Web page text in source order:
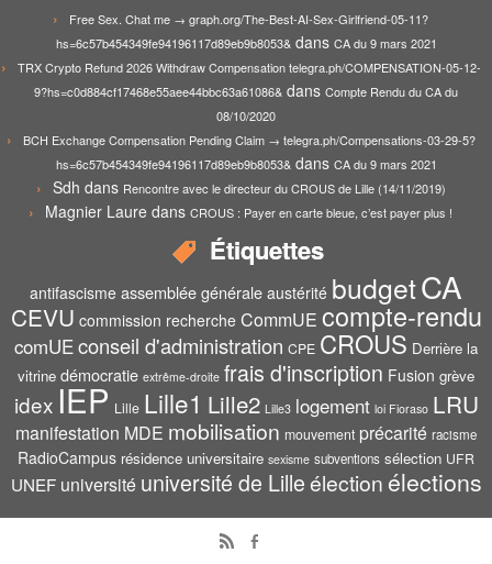
Free Sex. Chat me → graph.org/The-Best-AI-Sex-Girlfriend-05-11?
hs=6c57b454349fe94196117d89eb9b8053&dans CA du 9 mars 2021
TRX Crypto Refund 2026 Withdraw Compensation telegra.ph/COMPENSATION-05-12-
9?hs=c0d884cf17468e55aee44bbc63a61086& dans Compte Rendu du CA du
08/10/2020
BCH Exchange Compensation Pending Claim → telegra.ph/Compensations-03-29-5?
hs=6c57b454349fe94196117d89eb9b8053&dans CA du 9 mars 2021
Sdh dans Rencontre avec le directeur du CROUS de Lille (14/11/2019)
Magnier Laure dans CROUS : Payer en carte bleue, c’est payer plus !
Étiquettes
antifascisme assemblée générale austérité budgetCA
CEVU commission recherche CommUE compte-rendu
comUEconseil d'administration CPE CROUS Derrière la
vitrine démocratie extrême-droite frais d'inscription Fusion grève
idex IEP Lille Lille1 Lille2 Lille3 logement loi Fioraso LRU
manifestation MDE mobilisation mouvement précarité racisme
RadioCampus résidence universitaire sexisme subventions sélection UFR
UNEF université université de Lilleélection élections